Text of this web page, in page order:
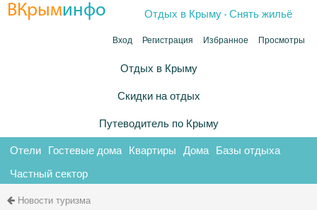
ВКрыминфо Отдых в Крыму .Снять жильё
Вход Регистрация Избранное Просмотры
Отдых в Крыму
Скидки на отдых
Путеводитель по Крыму
Отели Гостевые дома Квартиры Дома Базы отдыха
Частный сектор
Новости туризма